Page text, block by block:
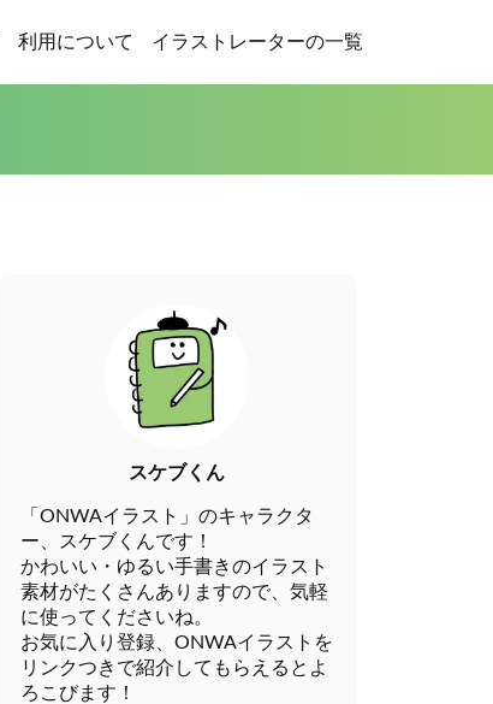
利用について イラストレーターの一覧
スケブくん
「ONWAイラスト」のキャラクタ
ー、スケブくんです！
かわいい・ゆるい手書きのイラスト
素材がたくさんありますので、気軽
に使ってくださいね。
お気に入り登録、ONWAイラストを
リンクつきで紹介してもらえるとよ
ろこびます！